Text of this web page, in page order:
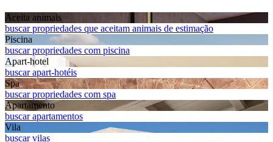
Aceita animais
buscar propriedades que aceitam animais de estimação
Piscina
buscar propriedades com piscina
Apart-hotel
buscar apart-hotéis
Spa
buscar propriedades com spa
Apart­amento
buscar apartamentos
Vila
buscar vilas